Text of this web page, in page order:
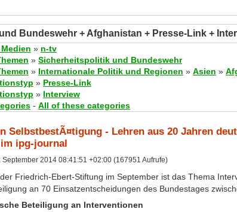
Bundeswehr + Afghanistan + Presse-Link +
» n-tv
» Sicherheitspolitik und Bundeswehr
» Internationale Politik und Regionen » Asien »
» Presse-Link
» Interview
- All of these categories
SelbstbestÃ¤tigung - Lehren aus 20 Jahren
ipg-journal
September 2014 08:41:51 +02:00 (167951 Aufrufe)
Friedrich-Ebert-Stiftung im September ist das Thema
an 70 Einsatzentscheidungen des Bundestages
Beteiligung an Interventionen